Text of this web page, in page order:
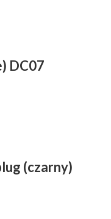
DC07
(czarny)